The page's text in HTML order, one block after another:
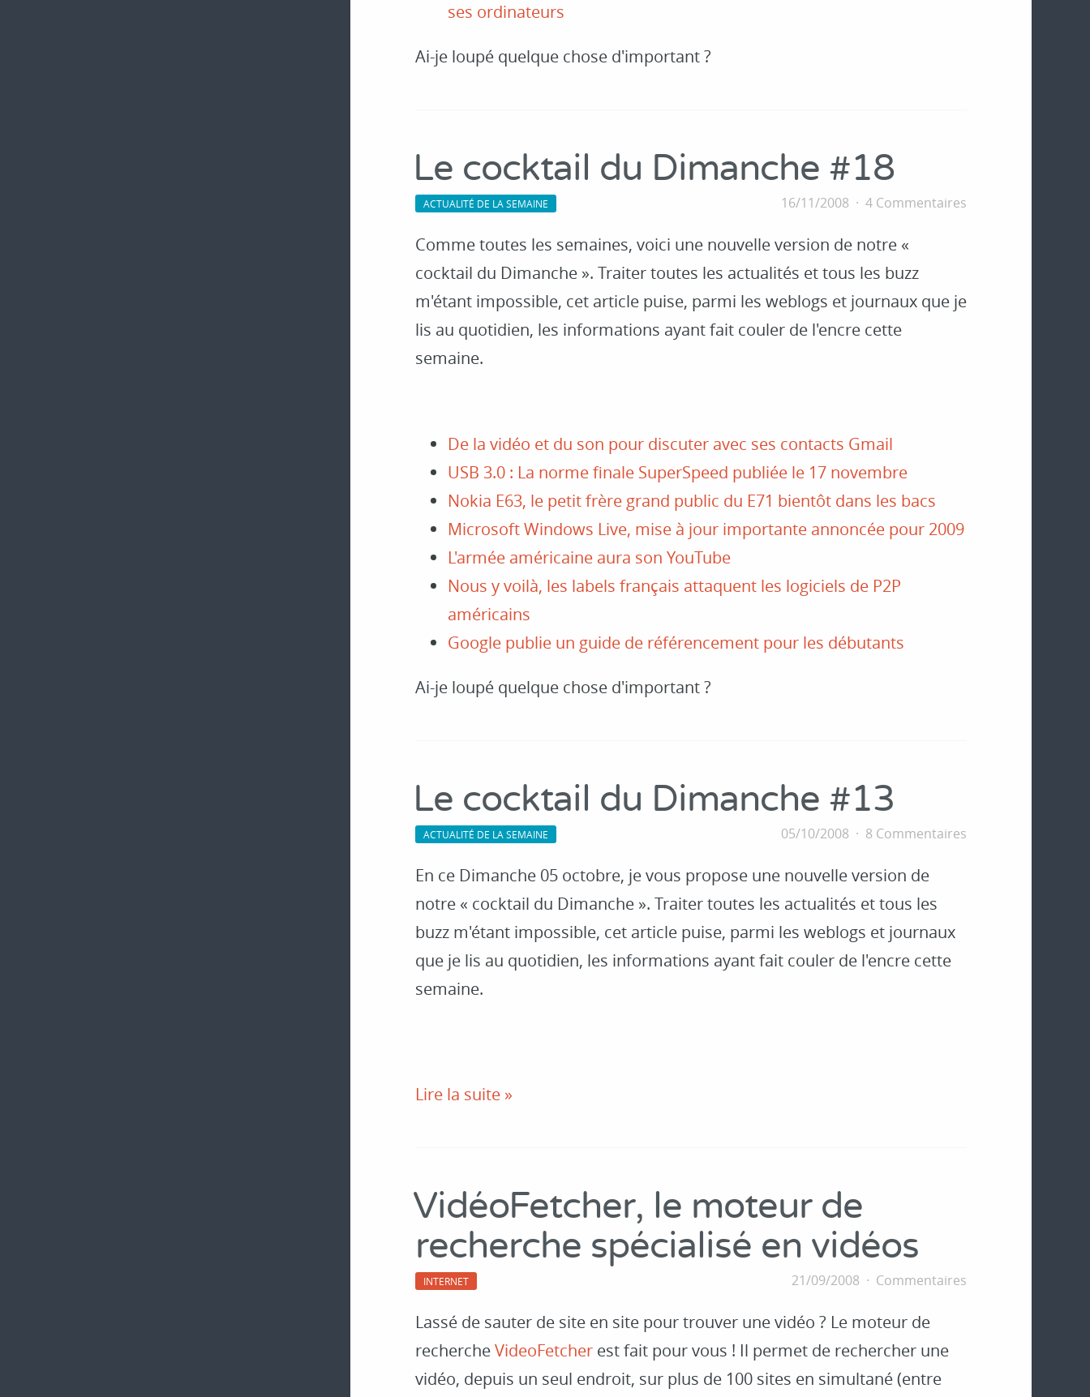
ses ordinateurs
Ai-je loupé quelque chose d'important ?
Le cocktail du Dimanche #18
ACTUALITÉ DE LA SEMAINE 16/11/2008 4 Commentaires
Comme toutes les semaines, voici une nouvelle version de notre «
cocktail du Dimanche ». Traiter toutes les actualités et tous les buzz
m'étant impossible, cet article puise, parmi les weblogs et journaux que je
lis au quotidien, les informations ayant fait couler de l'encre cette
semaine.
De la vidéo et du son pour discuter avec ses contacts Gmail
USB 3.0 : La norme finale SuperSpeed publiée le 17 novembre
Nokia E63, le petit frère grand public du E71 bientôt dans les bacs
Microsoft Windows Live, mise à jour importante annoncée pour 2009
L'armée américaine aura son YouTube
Nous y voilà, les labels français attaquent les logiciels de P2P
américains
Google publie un guide de référencement pour les débutants
Ai-je loupé quelque chose d'important ?
Le cocktail du Dimanche #13
ACTUALITÉ DE LA SEMAINE 05/10/2008 8 Commentaires
En ce Dimanche 05 octobre, je vous propose une nouvelle version de
notre « cocktail du Dimanche ». Traiter toutes les actualités et tous les
buzz m'étant impossible, cet article puise, parmi les weblogs et journaux
que je lis au quotidien, les informations ayant fait couler de l'encre cette
semaine.
Lire la suite »
VidéoFetcher, le moteur de
recherche spécialisé en vidéos
INTERNET 21/09/2008 Commentaires
Lassé de sauter de site en site pour trouver une vidéo ? Le moteur de
rechercheVideoFetcher est fait pour vous ! Il permet de rechercher une
vidéo, depuis un seul endroit, sur plus de 100 sites en simultané (entre